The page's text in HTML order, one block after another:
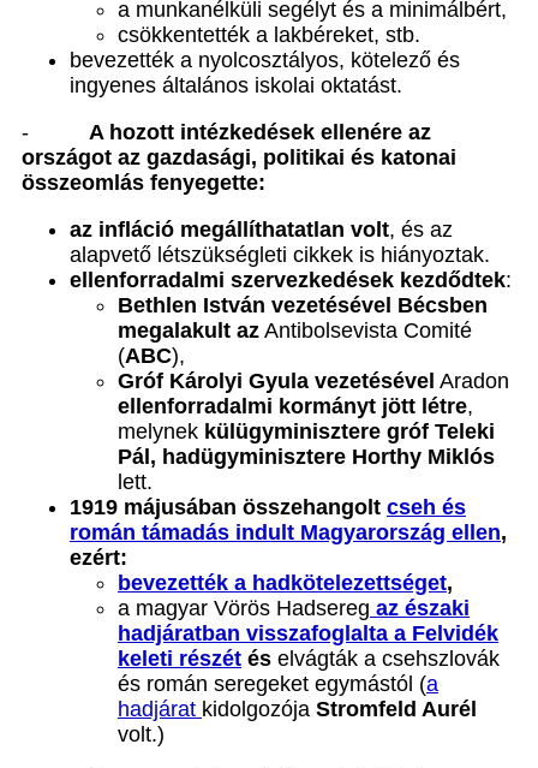
a munkanélküli segélyt és a minimálbért,
csökkentették a lakbéreket, stb.
bevezették a nyolcosztályos, kötelező és
ingyenes általános iskolai oktatást.
- A hozott intézkedések ellenére az
országot az gazdasági, politikai és katonai
összeomlás fenyegette:
az infláció megállíthatatlan volt, és az
alapvető létszükségleti cikkek is hiányoztak.
ellenforradalmi szervezkedések kezdődtek:
Bethlen István vezetésével Bécsben
megalakult az Antibolsevista Comité
(ABC),
Gróf Károlyi Gyula vezetésével Aradon
ellenforradalmi kormányt jött létre,
melynek külügyminisztere gróf Teleki
Pál, hadügyminisztere Horthy Miklós
lett.
1919 májusában összehangolt cseh és
román támadás indult Magyarország ellen,
ezért:
bevezették a hadkötelezettséget,
a magyar Vörös Hadsereg az északi
hadjáratban visszafoglalta a Felvidék
keleti részét és elvágták a csehszlovák
és román seregeket egymástól (a
hadjárat kidolgozója Stromfeld Aurél
volt.)